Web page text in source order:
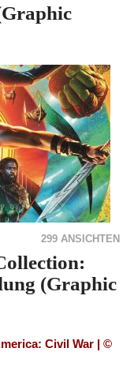
299 ANSICHTEN
(Graphic